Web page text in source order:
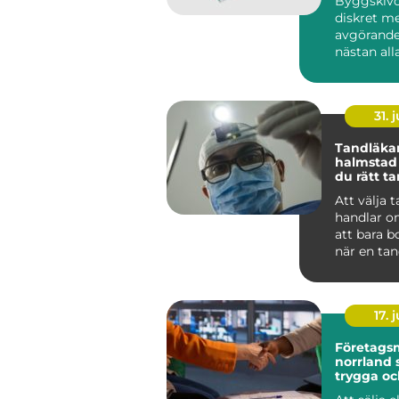
diskret
nästan
sällan när
31.
halmstad så väljer
du rätt
Att välja
handlar
att bara
när en
tandvå...
17.
norrland så skapas
trygga